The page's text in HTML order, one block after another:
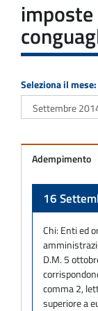
Seleziona il mese:
Adempimento
16
Chi: Enti ed
D.M. 5
comma 2,
superiore a